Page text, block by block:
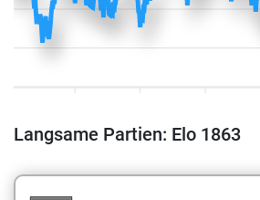
Langsame Partien: Elo 1863